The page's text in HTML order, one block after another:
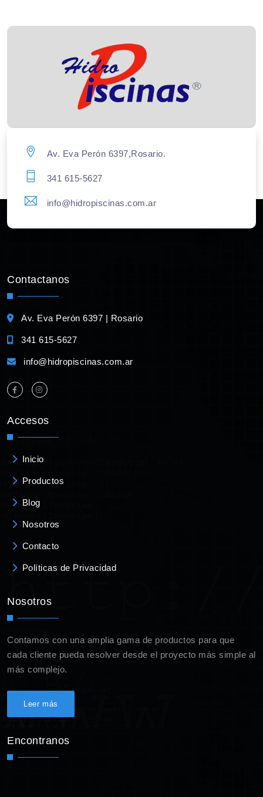
Av. Eva Perón 6397,Rosario.
341 615-5627
info@hidropiscinas.com.ar
Contactanos
Av. Eva Perón 6397 | Rosario
341 615-5627
info@hidropiscinas.com.ar
Accesos
Inicio
Productos
Blog
Nosotros
Contacto
Políticas de Privacidad
Nosotros
Contamos con una amplia gama de productos para que
cada cliente pueda resolver desde el proyecto más simple al
más complejo.
Leer más
Encontranos